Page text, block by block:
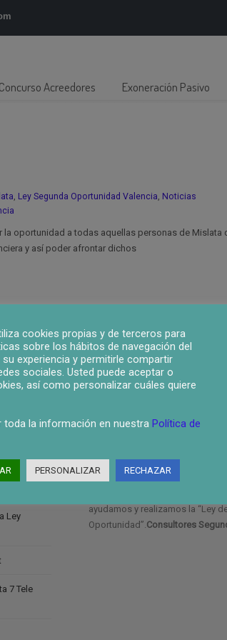
Concurso Acreedores Exoneración Pasivo
, Ley Segunda Oportunidad Valencia, Noticias
oportunidad a todas aquellas personas de Mislata
y así poder afrontar dichos
y la
a
Ley
7 Tele
Ley Segunda Oportunidad
: Buscamos
oportunidad, a autónomos,
familias, que por situaciones
tenéis ahora, no podéis hacer
de las deudas, y por ello es
“Quitas“, de las “Deudas” para
hacer frente al total de sus
ayudamos y realizamos la “Ley
Oportunidad”.Consultores
cookies propias y de terceros para
sobre los hábitos de navegación del
experiencia y permitirle compartir
sociales. Usted puede aceptar o
así como personalizar cuáles quiere
toda la información en nuestra Política de
PERSONALIZAR RECHAZAR